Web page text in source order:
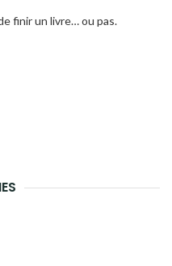
finir un livre… ou pas.